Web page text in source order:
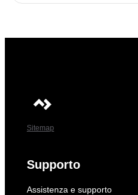
Sitemap
Supporto
Assistenza e supporto